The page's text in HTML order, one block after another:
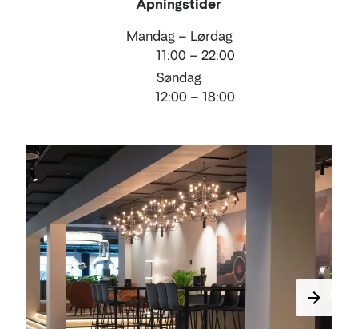
Åpningstider
Mandag – Lørdag
11:00 – 22:00
Søndag
12:00 – 18:00